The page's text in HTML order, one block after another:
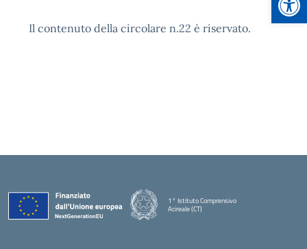
Il contenuto della circolare n.22 è riservato.
1° Istituto Comprensivo
Acireale (CT)